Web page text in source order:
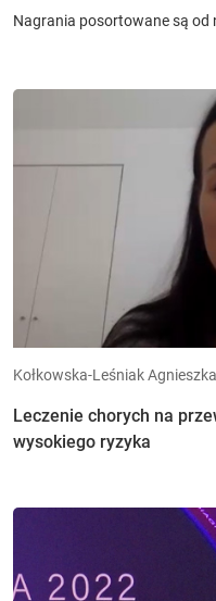
Nagrania posortowane są od
Kołkowska-Leśniak Agnieszka
Leczenie chorych na
wysokiego ryzyka